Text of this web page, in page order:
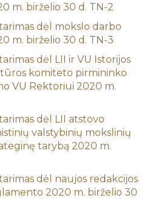
m. birželio 30 d. TN-2
dėl mokslo darbo
m. birželio 30 d. TN-3
dėl LII ir VU Istorijos
komiteto pirmininko
VU Rektoriui 2020 m.
dėl LII atstovo
valstybinių mokslinių
tarybą 2020 m.
dėl naujos redakcijos
2020 m. birželio 30